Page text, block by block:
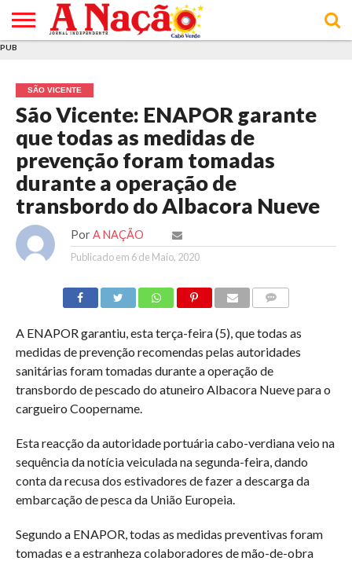
E DE
COOKIES
DE
UTILIZAÇÃO
PUB
SÃO VICENTE
São Vicente: ENAPOR garante
que todas as medidas de
prevenção foram tomadas
durante a operação de
transbordo do Albacora Nueve
Por A NAÇÃO
Publicado em 6 de Maio, 2020
A ENAPOR garantiu, esta terça-feira (5), que todas as
medidas de prevenção recomendas pelas autoridades
sanitárias foram tomadas durante a operação de
transbordo de pescado do atuneiro Albacora Nueve para o
cargueiro Coopername.
Esta reacção da autoridade portuária cabo-verdiana veio na
sequência da notícia veiculada na segunda-feira, dando
conta da recusa dos estivadores de fazer a descarga da
embarcação de pesca da União Europeia.
Segundo a ENAPOR, todas as medidas preventivas foram
tomadas e a estranheza colaboradores de mão-de-obra